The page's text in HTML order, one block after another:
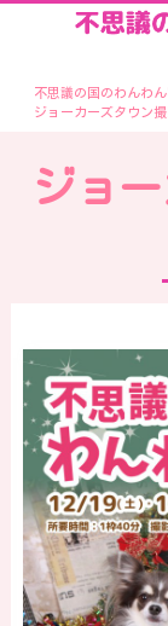
不思議の国のわんわ
ジョーカーズタウン
ジョ